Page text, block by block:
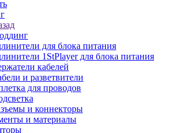
для блока питания
1StPlayer для блока питания
кабелей
и разветвители
для проводов
и коннекторы
и материалы